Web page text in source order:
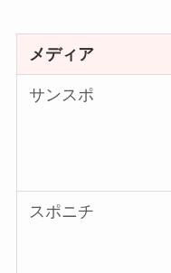
メディア
サンスポ
スポニチ